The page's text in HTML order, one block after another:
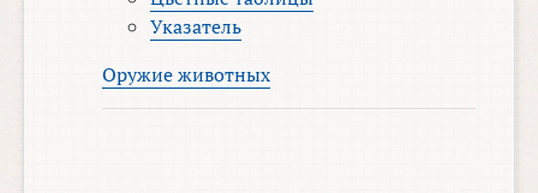
Указатель
Оружие животных